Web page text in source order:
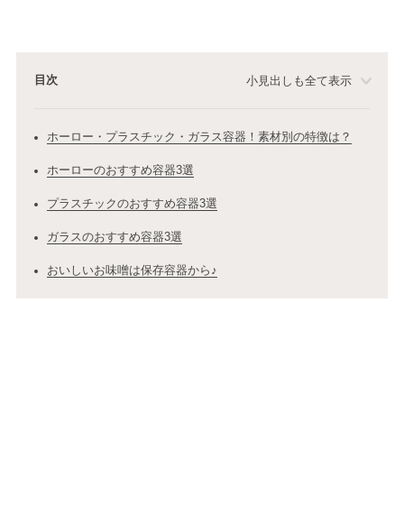
目次 小見出しも全て表示
ホーロー・プラスチック・ガラス容器！素材別の特徴は？
ホーローのおすすめ容器3選
プラスチックのおすすめ容器3選
ガラスのおすすめ容器3選
おいしいお味噌は保存容器から♪